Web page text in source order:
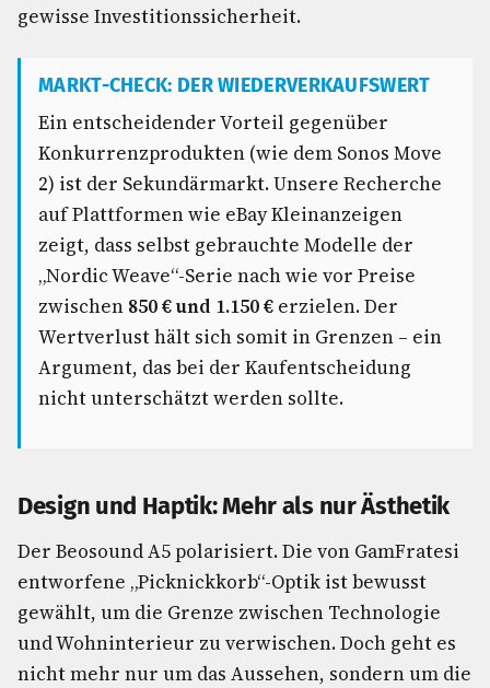
gewisse Investitionssicherheit.
MARKT-CHECK: DER WIEDERVERKAUFSWERT
Ein entscheidender Vorteil gegenüber
Konkurrenzprodukten (wie dem Sonos Move
2) ist der Sekundärmarkt. Unsere Recherche
auf Plattformen wie eBay Kleinanzeigen
zeigt, dass selbst gebrauchte Modelle der
„Nordic Weave“-Serie nach wie vor Preise
zwischen 850 € und 1.150 € erzielen. Der
Wertverlust hält sich somit in Grenzen – ein
Argument, das bei der Kaufentscheidung
nicht unterschätzt werden sollte.
Design und Haptik: Mehr als nur Ästhetik
Der Beosound A5 polarisiert. Die von GamFratesi
entworfene „Picknickkorb“-Optik ist bewusst
gewählt, um die Grenze zwischen Technologie
und Wohninterieur zu verwischen. Doch geht es
nicht mehr nur um das Aussehen, sondern um die